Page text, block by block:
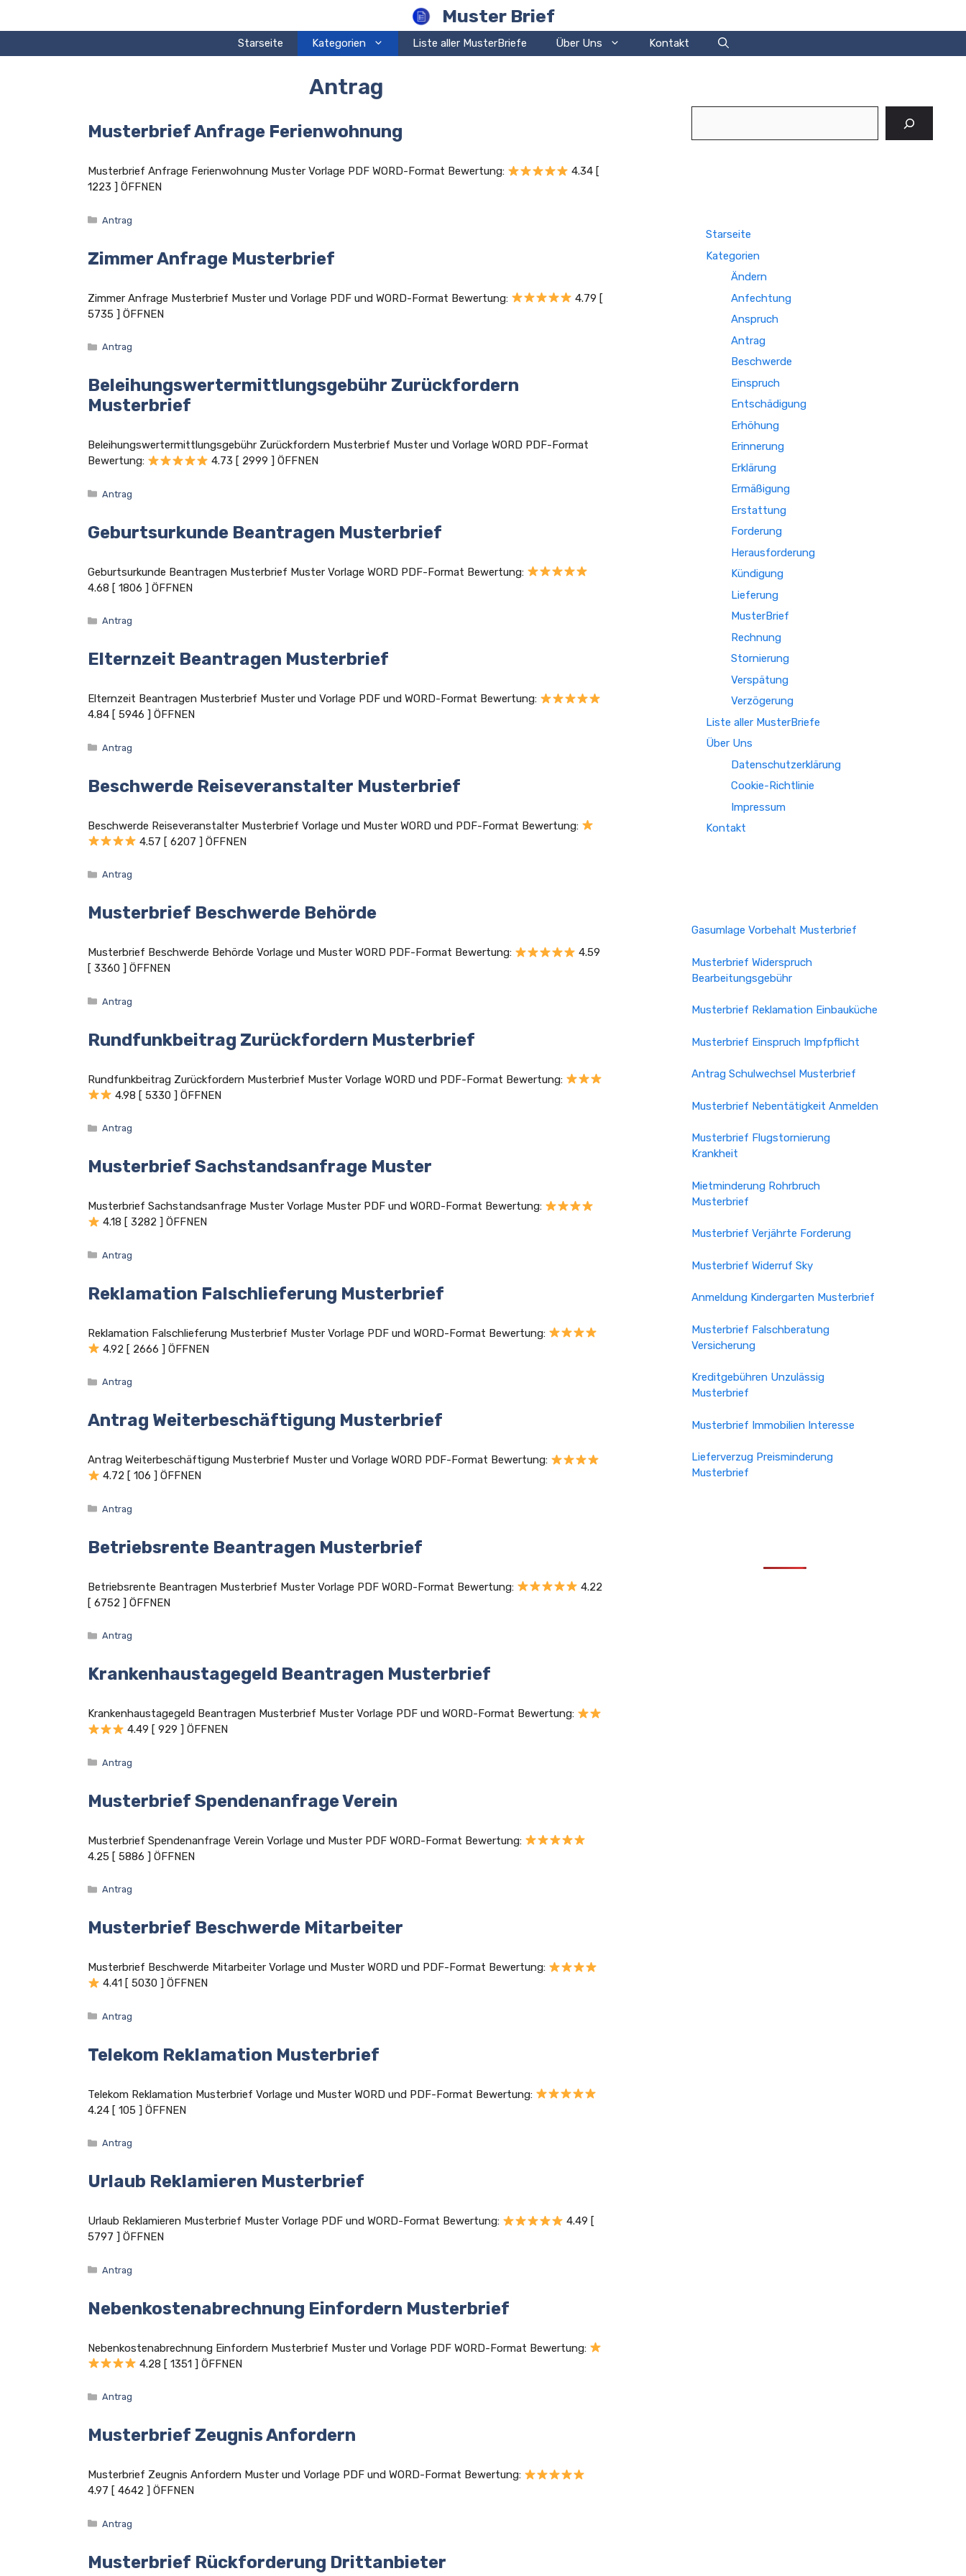
Muster Brief
Starseite Kategorien Liste aller MusterBriefe Über Uns Kontakt
Antrag
Musterbrief Anfrage Ferienwohnung
Musterbrief Anfrage Ferienwohnung Muster Vorlage PDF WORD-Format Bewertung:
4.34 [
1223 ] ÖFFNEN
Kategorien
Antrag
Zimmer Anfrage Musterbrief
Zimmer Anfrage Musterbrief Muster und Vorlage PDF und WORD-Format Bewertung:
4.79 [
5735 ] ÖFFNEN
Kategorien
Antrag
Beleihungswertermittlungsgebühr Zurückfordern
Musterbrief
Beleihungswertermittlungsgebühr Zurückfordern Musterbrief Muster und Vorlage WORD PDF-Format
Bewertung:
4.73 [ 2999 ] ÖFFNEN
Kategorien
Antrag
Geburtsurkunde Beantragen Musterbrief
Geburtsurkunde Beantragen Musterbrief Muster Vorlage WORD PDF-Format Bewertung:
4.68 [ 1806 ] ÖFFNEN
Kategorien
Antrag
Elternzeit Beantragen Musterbrief
Elternzeit Beantragen Musterbrief Muster und Vorlage PDF und WORD-Format Bewertung:
4.84 [ 5946 ] ÖFFNEN
Kategorien
Antrag
Beschwerde Reiseveranstalter Musterbrief
Beschwerde Reiseveranstalter Musterbrief Vorlage und Muster WORD und PDF-Format Bewertung:
4.57 [ 6207 ] ÖFFNEN
Kategorien
Antrag
Musterbrief Beschwerde Behörde
Musterbrief Beschwerde Behörde Vorlage und Muster WORD PDF-Format Bewertung:
4.59
[ 3360 ] ÖFFNEN
Kategorien
Antrag
Rundfunkbeitrag Zurückfordern Musterbrief
Rundfunkbeitrag Zurückfordern Musterbrief Muster Vorlage WORD und PDF-Format Bewertung:
4.98 [ 5330 ] ÖFFNEN
Kategorien
Antrag
Musterbrief Sachstandsanfrage Muster
Musterbrief Sachstandsanfrage Muster Vorlage Muster PDF und WORD-Format Bewertung:
4.18 [ 3282 ] ÖFFNEN
Kategorien
Antrag
Reklamation Falschlieferung Musterbrief
Reklamation Falschlieferung Musterbrief Muster Vorlage PDF und WORD-Format Bewertung:
4.92 [ 2666 ] ÖFFNEN
Kategorien
Antrag
Antrag Weiterbeschäftigung Musterbrief
Antrag Weiterbeschäftigung Musterbrief Muster und Vorlage WORD PDF-Format Bewertung:
4.72 [ 106 ] ÖFFNEN
Kategorien
Antrag
Betriebsrente Beantragen Musterbrief
Betriebsrente Beantragen Musterbrief Muster Vorlage PDF WORD-Format Bewertung:
4.22
[ 6752 ] ÖFFNEN
Kategorien
Antrag
Krankenhaustagegeld Beantragen Musterbrief
Krankenhaustagegeld Beantragen Musterbrief Muster Vorlage PDF und WORD-Format Bewertung:
4.49 [ 929 ] ÖFFNEN
Kategorien
Antrag
Musterbrief Spendenanfrage Verein
Musterbrief Spendenanfrage Verein Vorlage und Muster PDF WORD-Format Bewertung:
4.25 [ 5886 ] ÖFFNEN
Kategorien
Antrag
Musterbrief Beschwerde Mitarbeiter
Musterbrief Beschwerde Mitarbeiter Vorlage und Muster WORD und PDF-Format Bewertung:
4.41 [ 5030 ] ÖFFNEN
Kategorien
Antrag
Telekom Reklamation Musterbrief
Telekom Reklamation Musterbrief Vorlage und Muster WORD und PDF-Format Bewertung:
4.24 [ 105 ] ÖFFNEN
Kategorien
Antrag
Urlaub Reklamieren Musterbrief
Urlaub Reklamieren Musterbrief Muster Vorlage PDF und WORD-Format Bewertung:
4.49 [
5797 ] ÖFFNEN
Kategorien
Antrag
Nebenkostenabrechnung Einfordern Musterbrief
Nebenkostenabrechnung Einfordern Musterbrief Muster und Vorlage PDF WORD-Format Bewertung:
4.28 [ 1351 ] ÖFFNEN
Kategorien
Antrag
Musterbrief Zeugnis Anfordern
Musterbrief Zeugnis Anfordern Muster und Vorlage PDF und WORD-Format Bewertung:
4.97 [ 4642 ] ÖFFNEN
Kategorien
Antrag
Musterbrief Rückforderung Drittanbieter
Starseite
Kategorien
Ändern
Anfechtung
Anspruch
Antrag
Beschwerde
Einspruch
Entschädigung
Erhöhung
Erinnerung
Erklärung
Ermäßigung
Erstattung
Forderung
Herausforderung
Kündigung
Lieferung
MusterBrief
Rechnung
Stornierung
Verspätung
Verzögerung
Liste aller MusterBriefe
Über Uns
Datenschutzerklärung
Cookie-Richtlinie
Impressum
Kontakt
Gasumlage Vorbehalt Musterbrief
Musterbrief Widerspruch
Bearbeitungsgebühr
Musterbrief Reklamation Einbauküche
Musterbrief Einspruch Impfpflicht
Antrag Schulwechsel Musterbrief
Musterbrief Nebentätigkeit Anmelden
Musterbrief Flugstornierung
Krankheit
Mietminderung Rohrbruch
Musterbrief
Musterbrief Verjährte Forderung
Musterbrief Widerruf Sky
Anmeldung Kindergarten Musterbrief
Musterbrief Falschberatung
Versicherung
Kreditgebühren Unzulässig
Musterbrief
Musterbrief Immobilien Interesse
Lieferverzug Preisminderung
Musterbrief